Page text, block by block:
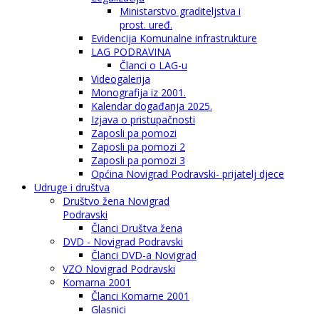
Ministarstvo graditeljstva i
prost. uređ.
Evidencija Komunalne infrastrukture
LAG PODRAVINA
Članci o LAG-u
Videogalerija
Monografija iz 2001.
Kalendar događanja 2025.
Izjava o pristupačnosti
Zaposli pa pomozi
Zaposli pa pomozi 2
Zaposli pa pomozi 3
Općina Novigrad Podravski- prijatelj djece
Udruge i društva
Društvo žena Novigrad
Podravski
Članci Društva žena
DVD - Novigrad Podravski
Članci DVD-a Novigrad
VZO Novigrad Podravski
Komarna 2001
Članci Komarne 2001
Glasnici